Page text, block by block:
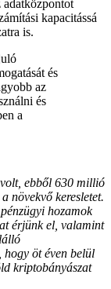
adatközpontot
kapacitássá
is.
és
az
és
a
ebből 630 millió
növekvő keresletet.
hozamok
érjünk el, valamint
hogy öt éven belül
kriptobányászat